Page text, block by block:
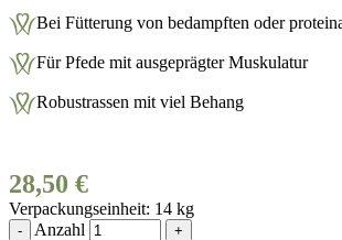
Bei Fütterung von bedampften oder
Für Pfede mit ausgeprägter Muskulatur
Robustrassen mit viel Behang
28,50 €
Verpackungseinheit 14 kg
- Anzahl +